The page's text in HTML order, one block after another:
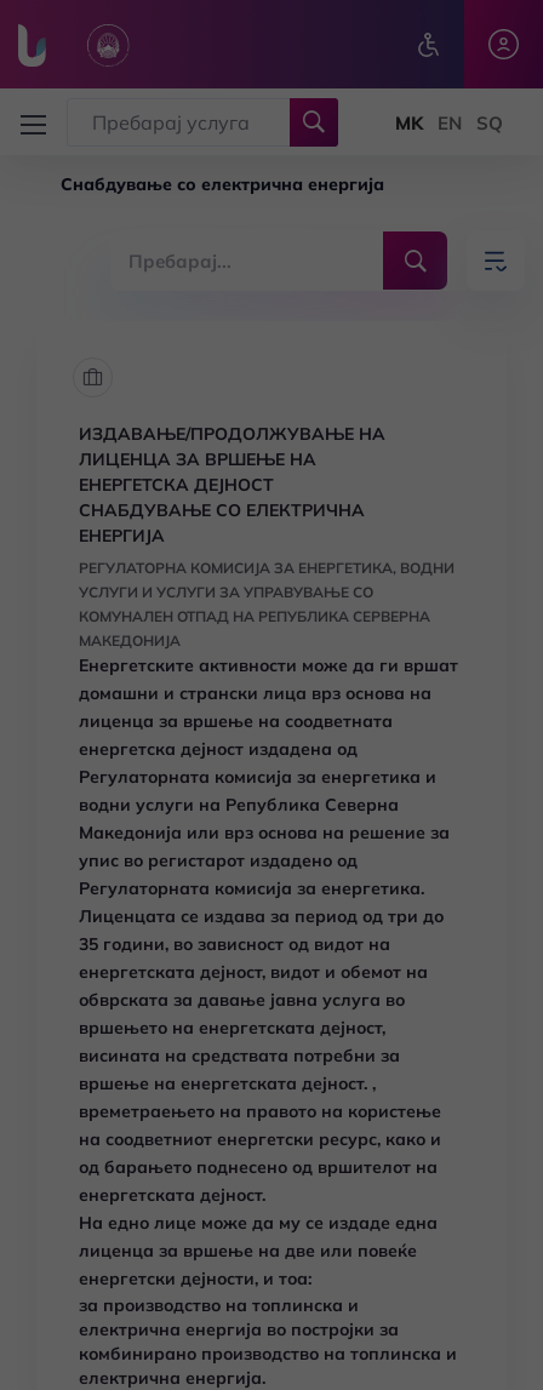
Снабдување со електрична енергија
ИЗДАВАЊЕ/ПРОДОЛЖУВАЊЕ НА
ЛИЦЕНЦА ЗА ВРШЕЊЕ НА
ЕНЕРГЕТСКА ДЕЈНОСТ
СНАБДУВАЊЕ СО ЕЛЕКТРИЧНА
ЕНЕРГИЈА
РЕГУЛАТОРНА КОМИСИЈА ЗА ЕНЕРГЕТИКА, ВОДНИ
УСЛУГИ И УСЛУГИ ЗА УПРАВУВАЊЕ СО
КОМУНАЛЕН ОТПАД НА РЕПУБЛИКА СЕРВЕРНА
МАКЕДОНИЈА
Енергетските активности може да ги вршат
домашни и странски лица врз основа на
лиценца за вршење на соодветната
енергетска дејност издадена од
Регулаторната комисија за енергетика и
водни услуги на Република Северна
Македонија или врз основа на решение за
упис во регистарот издадено од
Регулаторната комисија за енергетика.
Лиценцата се издава за период од три до
35 години, во зависност од видот на
енергетската дејност, видот и обемот на
обврската за давање јавна услуга во
вршењето на енергетската дејност,
висината на средствата потребни за
вршење на енергетската дејност. ,
времетраењето на правото на користење
на соодветниот енергетски ресурс, како и
од барањето поднесено од вршителот на
енергетската дејност.
На едно лице може да му се издаде една
лиценца за вршење на две или повеќе
енергетски дејности, и тоа:
за производство на топлинска и
електрична енергија во постројки за
комбинирано производство на топлинска и
електрична енергија.